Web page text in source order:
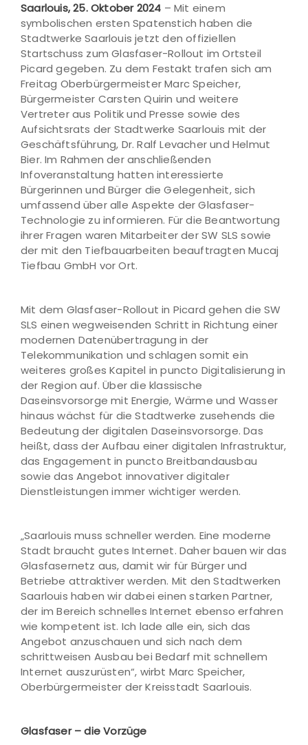
Saarlouis, 25. Oktober 2024 – Mit einem
symbolischen ersten Spatenstich haben die
Stadtwerke Saarlouis jetzt den offiziellen
Startschuss zum Glasfaser-Rollout im Ortsteil
Picard gegeben. Zu dem Festakt trafen sich am
Freitag Oberbürgermeister Marc Speicher,
Bürgermeister Carsten Quirin und weitere
Vertreter aus Politik und Presse sowie des
Aufsichtsrats der Stadtwerke Saarlouis mit der
Geschäftsführung, Dr. Ralf Levacher und Helmut
Bier. Im Rahmen der anschließenden
Infoveranstaltung hatten interessierte
Bürgerinnen und Bürger die Gelegenheit, sich
umfassend über alle Aspekte der Glasfaser-
Technologie zu informieren. Für die Beantwortung
ihrer Fragen waren Mitarbeiter der SW SLS sowie
der mit den Tiefbauarbeiten beauftragten Mucaj
Tiefbau GmbH vor Ort.
Mit dem Glasfaser-Rollout in Picard gehen die SW
SLS einen wegweisenden Schritt in Richtung einer
modernen Datenübertragung in der
Telekommunikation und schlagen somit ein
weiteres großes Kapitel in puncto Digitalisierung in
der Region auf. Über die klassische
Daseinsvorsorge mit Energie, Wärme und Wasser
hinaus wächst für die Stadtwerke zusehends die
Bedeutung der digitalen Daseinsvorsorge. Das
heißt, dass der Aufbau einer digitalen Infrastruktur,
das Engagement in puncto Breitbandausbau
sowie das Angebot innovativer digitaler
Dienstleistungen immer wichtiger werden.
„Saarlouis muss schneller werden. Eine moderne
Stadt braucht gutes Internet. Daher bauen wir das
Glasfasernetz aus, damit wir für Bürger und
Betriebe attraktiver werden. Mit den Stadtwerken
Saarlouis haben wir dabei einen starken Partner,
der im Bereich schnelles Internet ebenso erfahren
wie kompetent ist. Ich lade alle ein, sich das
Angebot anzuschauen und sich nach dem
schrittweisen Ausbau bei Bedarf mit schnellem
Internet auszurüsten“, wirbt Marc Speicher,
Oberbürgermeister der Kreisstadt Saarlouis.
Glasfaser – die Vorzüge